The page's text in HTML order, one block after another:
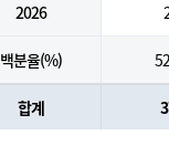
2026
백분율(%)
합계